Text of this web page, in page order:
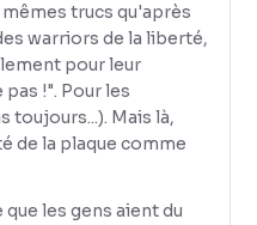
trucs qu'après
warriors de la liberté,
pour leur
!". Pour les
toujours...). Mais là,
de la plaque comme
les gens aient du